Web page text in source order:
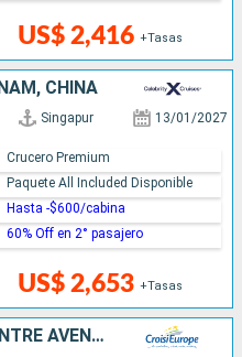
US$ 2,416 +Tasas
CHINA
Singapur 13/01/2027
US$ 2,653 +Tasas
Crucero Premium
Paquete All Included Disponible
Hasta -$600/cabina
60% Off en 2° pasajero
LE MÉKONG AUTREMENT - ENTRE AVENTURE ET SITES INCONTOURNABLES